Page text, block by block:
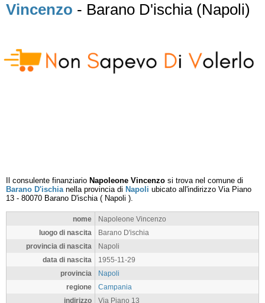
Vincenzo - Barano D'ischia (Napoli)
Il consulente finanziario Napoleone Vincenzo si trova nel comune di
Barano D'ischianella provincia di Napoli ubicato all'indirizzo Via Piano
13 - 80070 Barano D'ischia( Napoli ).
nome
Napoleone Vincenzo
luogo di nascita
Barano D'ischia
provincia di nascita
Napoli
data di nascita
1955-11-29
provincia
Napoli
regione
Campania
indirizzo
Via Piano 13